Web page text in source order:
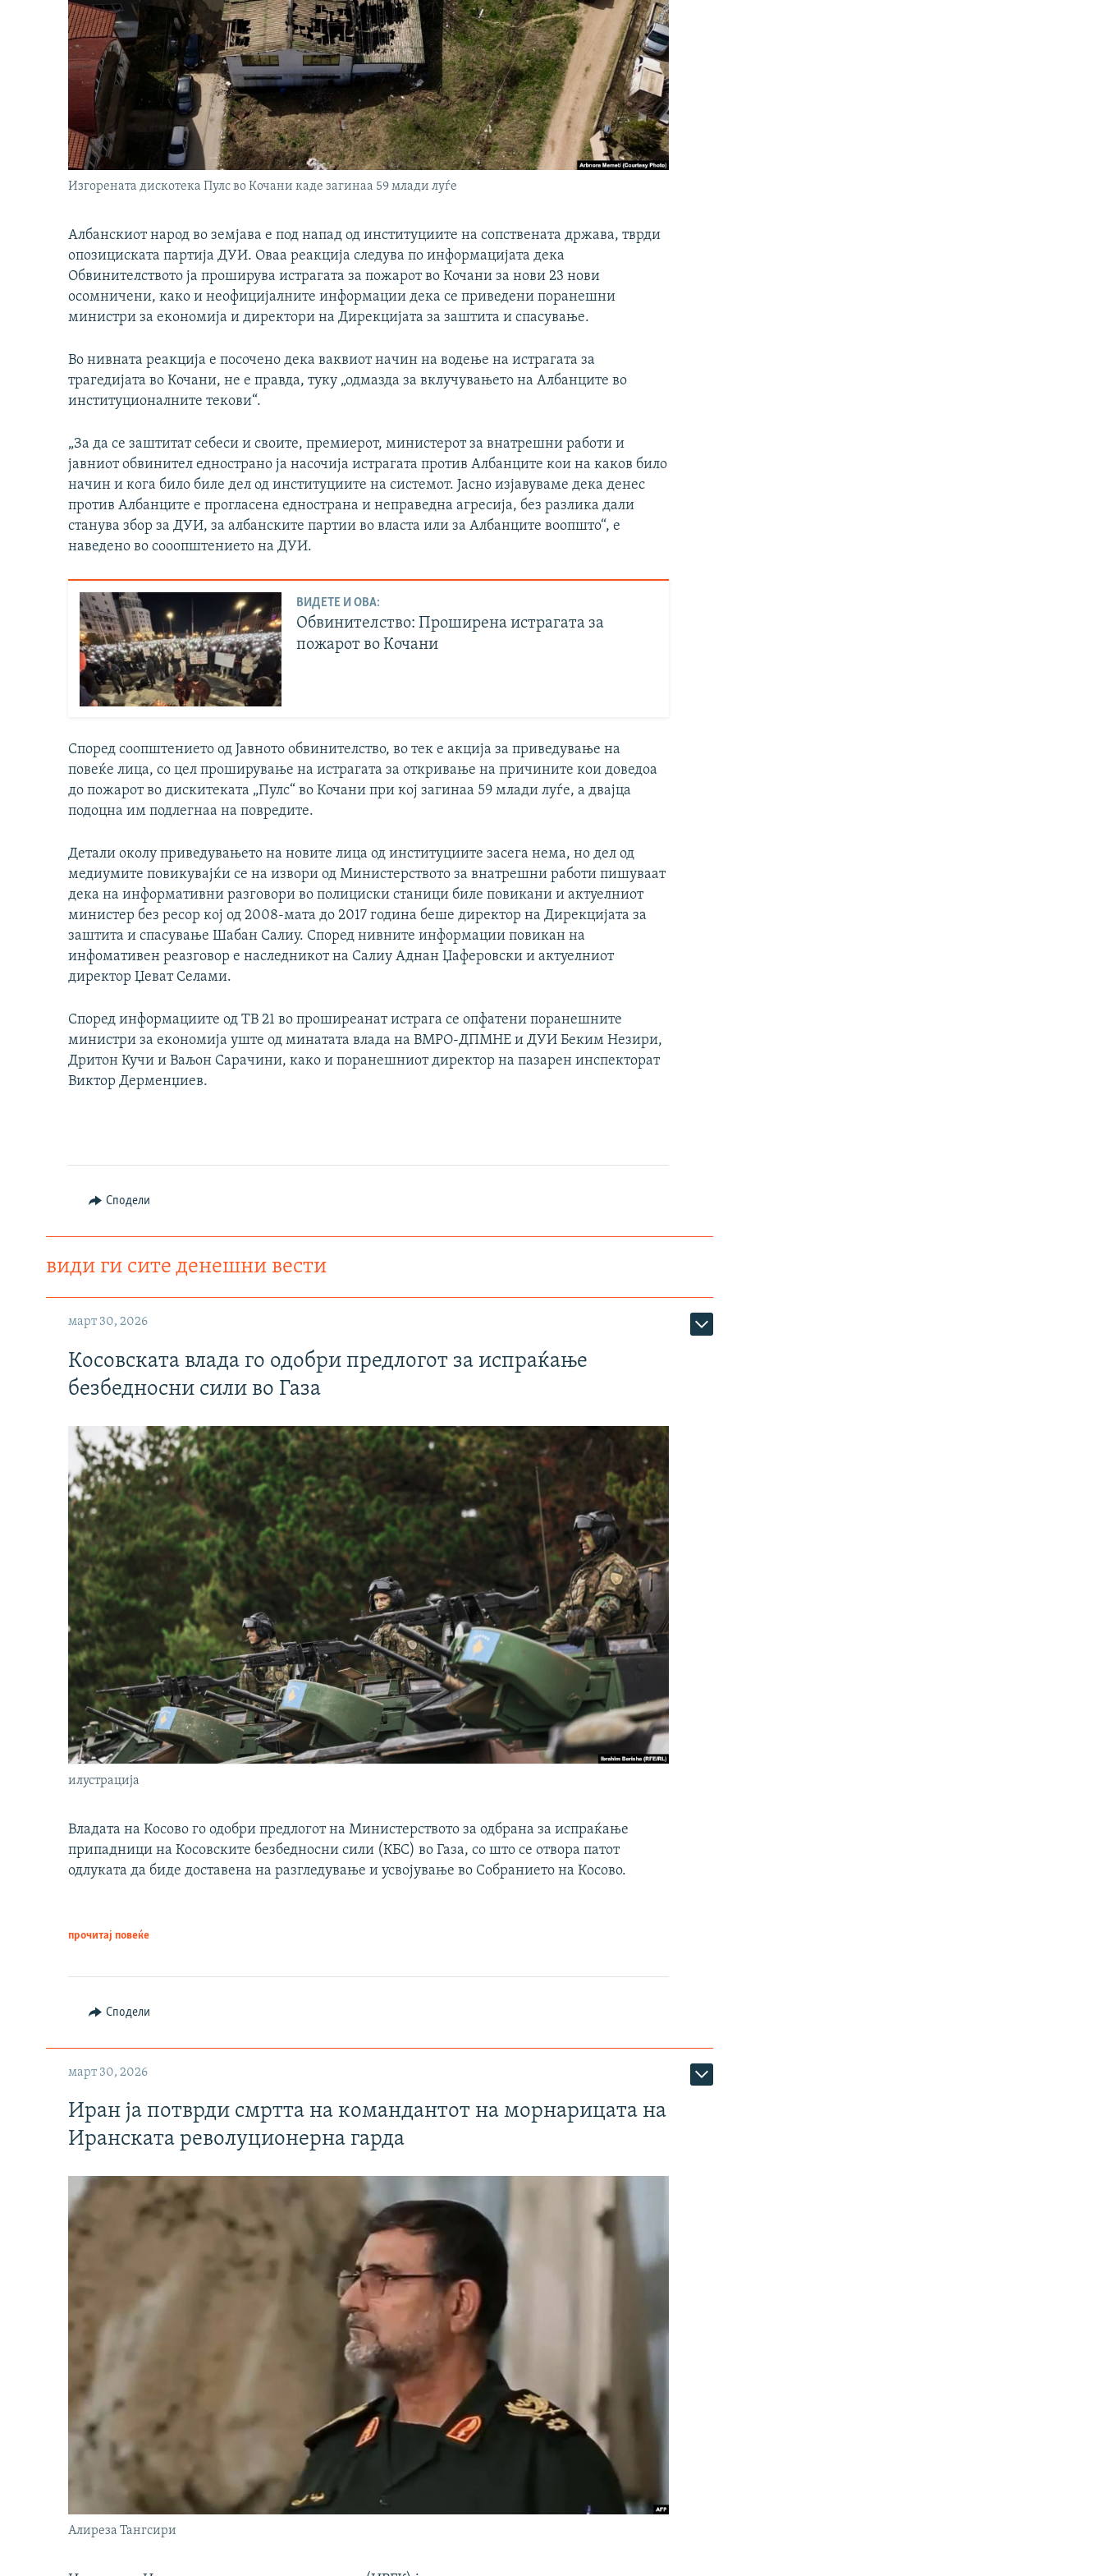
Изгорената дискотека Пулс во Кочани каде загинаа 59 млади луѓе
Албанскиот народ во земјава е под напад од институциите на сопствената држава, тврди
опозициската партија ДУИ. Оваа реакција следува по информацијата дека
Обвинителството ја проширува истрагата за пожарот во Кочани за нови 23 нови
осомничени, како и неофицијалните информации дека се приведени поранешни
министри за економија и директори на Дирекцијата за заштита и спасување.
Во нивната реакција е посочено дека ваквиот начин на водење на истрагата за
трагедијата во Кочани, не е правда, туку „одмазда за вклучувањето на Албанците во
институционалните текови“.
„За да се заштитат себеси и своите, премиерот, министерот за внатрешни работи и
јавниот обвинител еднострано ја насочија истрагата против Албанците кои на каков било
начин и кога било биле дел од институциите на системот. Јасно изјавуваме дека денес
против Албанците е прогласена еднострана и неправедна агресија, без разлика дали
станува збор за ДУИ, за албанските партии во власта или за Албанците воопшто“, е
наведено во сооопштението на ДУИ.
ВИДЕТЕ И ОВА:
Обвинителство: Проширена истрагата за
пожарот во Кочани
Според соопштението од Јавното обвинителство, во тек е акција за приведување на
повеќе лица, со цел проширување на истрагата за откривање на причините кои доведоа
до пожарот во дискитеката „Пулс“ во Кочани при кој загинаа 59 млади луѓе, а двајца
подоцна им подлегнаа на повредите.
Детали околу приведувањето на новите лица од институциите засега нема, но дел од
медиумите повикувајќи се на извори од Министерството за внатрешни работи пишуваат
дека на информативни разговори во полициски станици биле повикани и актуелниот
министер без ресор кој од 2008-мата до 2017 година беше директор на Дирекцијата за
заштита и спасување Шабан Салиу. Според нивните информации повикан на
инфомативен реазговор е наследникот на Салиу Аднан Џаферовски и актуелниот
директор Џеват Селами.
Според информациите од ТВ 21 во проширеанат истрага се опфатени поранешните
министри за економија уште од минатата влада на ВМРО-ДПМНЕ и ДУИ Беким Незири,
Дритон Кучи и Ваљон Сарачини, како и поранешниот директор на пазарен инспекторат
Виктор Дерменџиев.
Сподели
види ги сите денешни вести
март 30, 2026
Косовската влада го одобри предлогот за испраќање
безбедносни сили во Газа
илустрација
Владата на Косово го одобри предлогот на Министерството за одбрана за испраќање
припадници на Косовските безбедносни сили (КБС) во Газа, со што се отвора патот
одлуката да биде доставена на разгледување и усвојување во Собранието на Косово.
прочитај повеќе
Сподели
март 30, 2026
Иран ја потврди смртта на командантот на морнарицата на
Иранската револуционерна гарда
Алиреза Тангсири